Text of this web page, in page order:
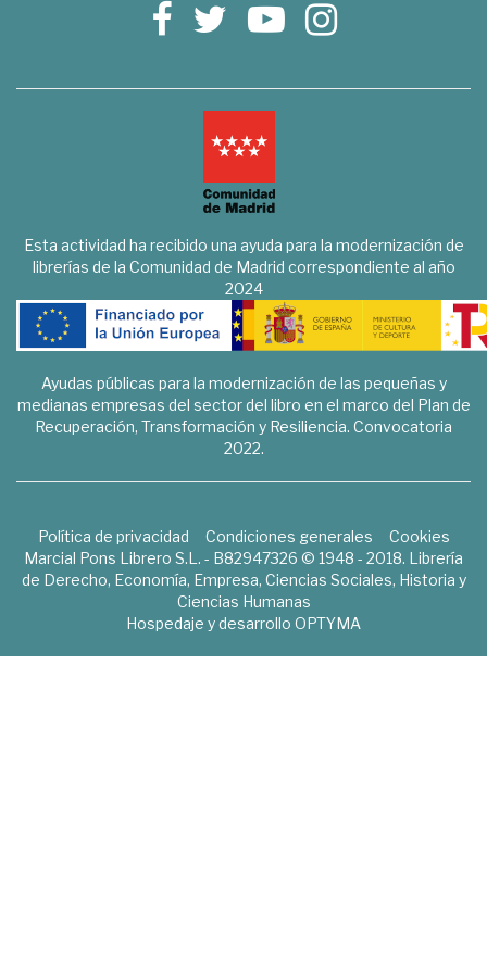
Esta actividad ha recibido una ayuda para la modernización de
librerías de la Comunidad de Madrid correspondiente al año
2024
Ayudas públicas para la modernización de las pequeñas y
medianas empresas del sector del libro en el marco del Plan de
Recuperación, Transformación y Resiliencia. Convocatoria
2022.
Política de privacidad Condiciones generales
Cookies
Marcial Pons Librero S.L. - B82947326 © 1948 - 2018. Librería
de Derecho, Economía, Empresa, Ciencias Sociales, Historia y
Ciencias Humanas
Hospedaje y desarrollo OPTYMA